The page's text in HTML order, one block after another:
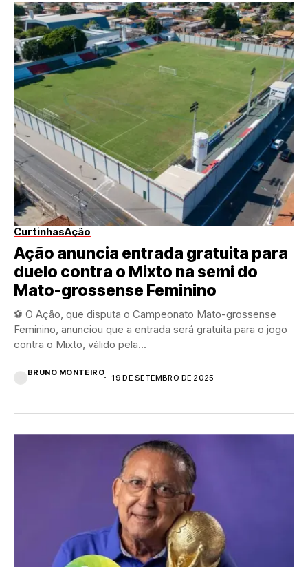
CurtinhasAção
Ação anuncia entrada gratuita para
duelo contra o Mixto na semi do
Mato-grossense Feminino
⚽ O Ação, que disputa o Campeonato Mato-grossense
Feminino, anunciou que a entrada será gratuita para o jogo
contra o Mixto, válido pela...
BRUNO MONTEIRO
19 DE SETEMBRO DE 2025